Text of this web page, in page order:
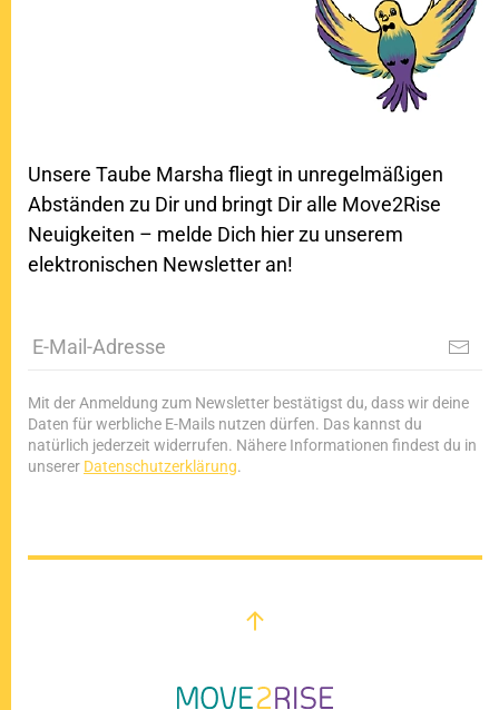
Unsere Taube Marsha fliegt in unregelmäßigen
Abständen zu Dir und bringt Dir alle Move2Rise
Neuigkeiten – melde Dich hier zu unserem
elektronischen Newsletter an!
Mit der Anmeldung zum Newsletter bestätigst du, dass wir deine
Daten für werbliche E-Mails nutzen dürfen. Das kannst du
natürlich jederzeit widerrufen. Nähere Informationen findest du in
unserer Datenschutzerklärung.